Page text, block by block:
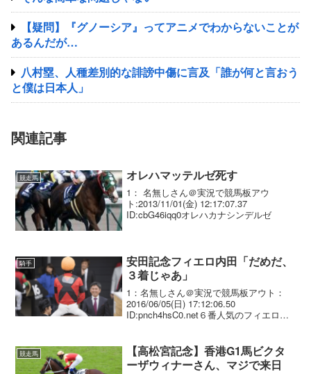
【疑問】『グノーシア』ってアニメでわからないことが
あるんだが…
八村塁、人種差別的な誹謗中傷に言及「誰が何と言おう
と僕は日本人」
関連記事
競走馬 オレハマッテルゼ死す
1： 名無しさん＠実況で競馬板アウ
ト:2013/11/01(金) 12:17:07.37
ID:cbG46iqq0オレハカナシンデルゼ
騎手
安田記念フィエロ内田「だめだ、
３着じゃあ」
1：名無しさん＠実況で競馬板アウト：
2016/06/05(日) 17:12:06.50
ID:pnch4hsC0.net６番人気のフィエロが
に鼻差まで迫ったが、ルメー...
競走馬
【高松宮記念】香港G1馬ビクタ
ーザウィナーさん、マジで来日